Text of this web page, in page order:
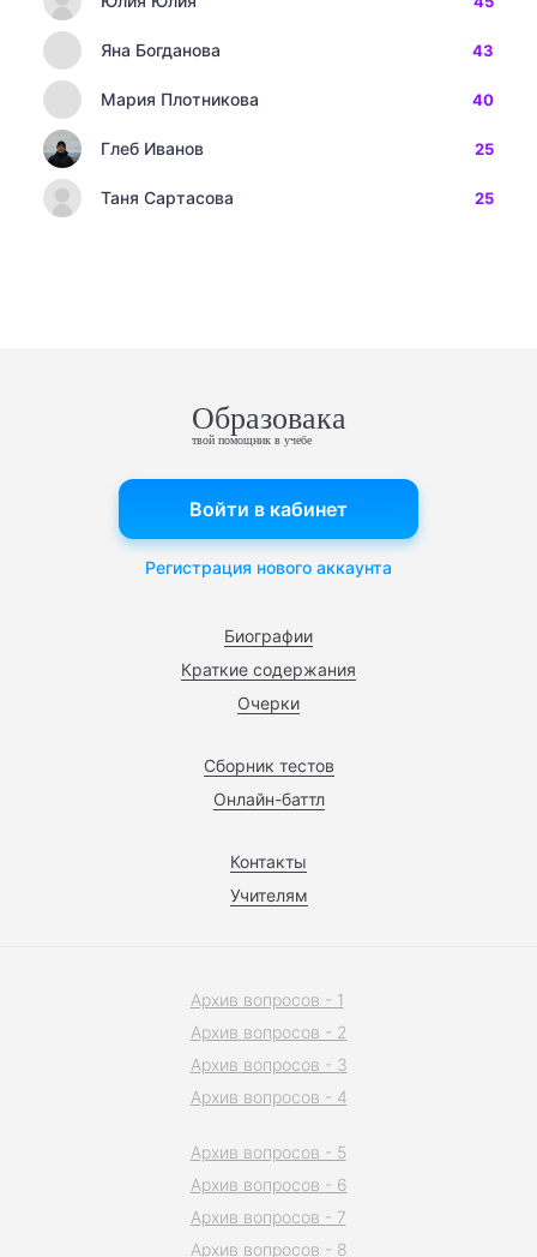
Яна Богданова 43
Мария Плотникова 40
Глеб Иванов 25
Таня Сартасова 25
Образовака
твой помощник в учебе
Биографии
Краткие содержания
Очерки
Сборник тестов
Онлайн-баттл
Контакты
Учителям
Войти в кабинет
Регистрация нового аккаунта
Архив вопросов - 1
Архив вопросов - 2
Архив вопросов - 3
Архив вопросов - 4
Архив вопросов - 5
Архив вопросов - 6
Архив вопросов - 7
Архив вопросов - 8